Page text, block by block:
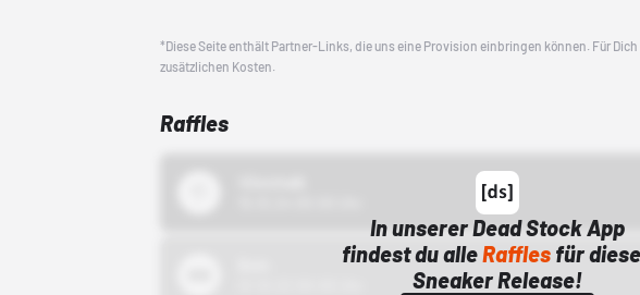
*Diese Seite enthält Partner-Links, die uns eine Provision einbringen können. Für
zusätzlichen Kosten.
Raffles
In unserer Dead Stock App
findest du alleRaffles für
Sneaker Release!